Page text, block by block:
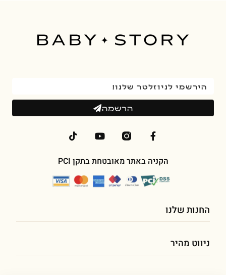
ניווט מהיר
החנות שלנו
תמונות
הרשמה
הקניה באתר מאובטחת בתקן PCI